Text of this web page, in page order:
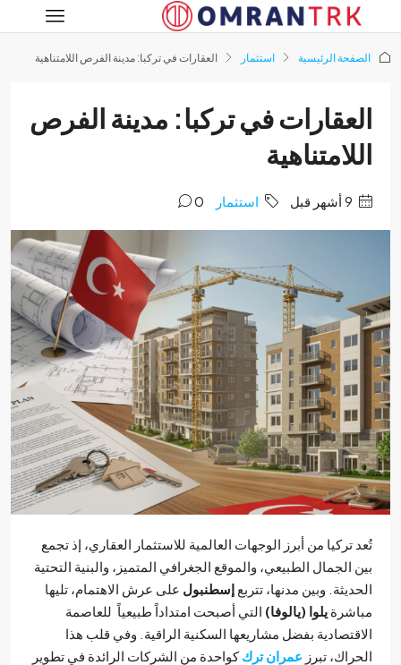
الرئيسية استثمار العقارات في تركبا: مدينة الفرص اللامتناهية
في تركبا: مدينة الفرص
استثمار 0
تركيا من أبرز الوجهات العالمية للاستثمار العقاري، إذ تجمع
الجمال الطبيعي، والموقع الجغرافي المتميز، والبنية التحتية
وبين مدنها، تتربعإسطنبولعلى عرش الاهتمام، تليها
يلوا (يالوفا) التي أصبحت امتداداً طبيعياً للعاصمة
بفضل مشاريعها السكنية الراقية. وفي قلب هذا
تبرزعمران ترككواحدة من الشركات الرائدة في تطوير